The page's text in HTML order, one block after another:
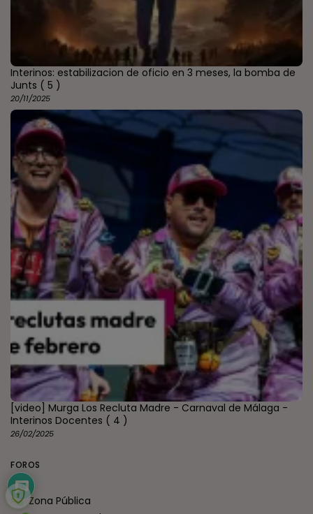
Interinos: estabilizacion de oficio en 3 meses, la bomba de
Junts ( 5 )
20/11/2025
[video] Murga Los Recluta Madre - Carnaval de Málaga -
Interinos Docentes ( 4 )
26/02/2025
FOROS
Zona Pública